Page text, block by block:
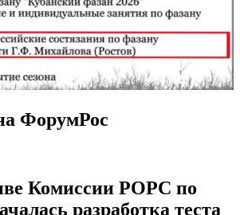
ФорумРос
Комиссии РОРС по
разработка теста